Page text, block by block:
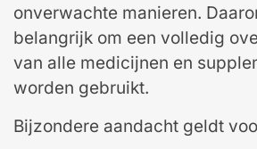
onverwachte manieren.
belangrijk om een volledig
van alle medicijnen en
worden gebruikt.
Bijzondere aandacht geldt